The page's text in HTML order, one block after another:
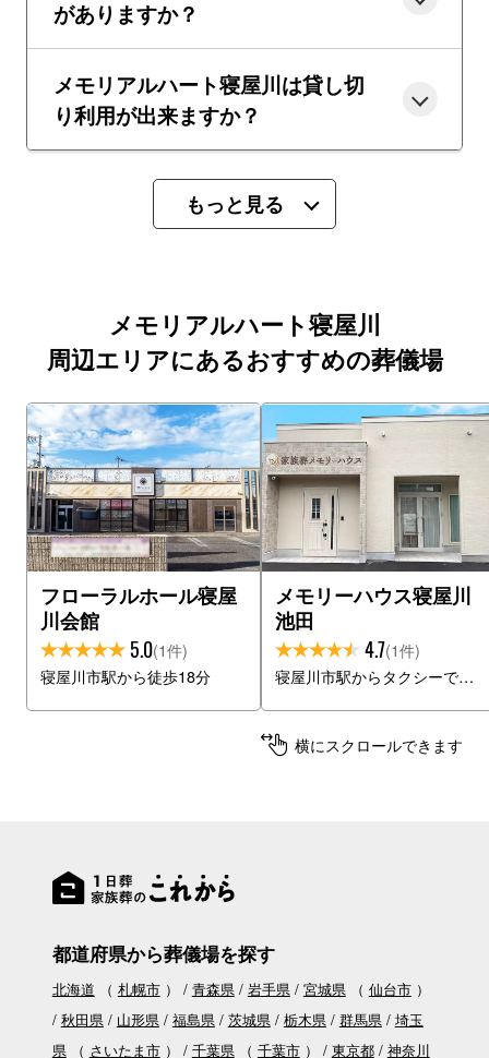
がありますか？
メモリアルハート寝屋川は貸し切
り利用が出来ますか？
もっと見る
メモリアルハート寝屋川
周辺エリアにあるおすすめの葬儀場
フローラルホール寝屋
川会館
5.0(1件)
寝屋川市駅から徒歩18分
メモリーハウス寝屋川
池田
4.7(1件)
寝屋川市駅からタクシーで11分
横にスクロールできます
都道府県から葬儀場を探す
北海道 （ 札幌市） 青森県 岩手県 宮城県（ 仙台市）
秋田県
山形県 福島県 茨城県 栃木県 群馬県
埼玉
県（ さいたま市） 千葉県（ 千葉市） 東京都
神奈川